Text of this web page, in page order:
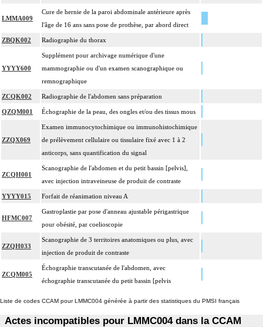
LMMA009
Cure de hernie de la paroi abdominale antérieure après
l'âge de 16 ans sans pose de prothèse, par abord direct
ZBQK002 Radiographie du thorax
YYYY600
Supplément pour archivage numérique d'une
mammographie ou d'un examen scanographique ou
remnographique
ZCQK002 Radiographie de l'abdomen sans préparation
QZQM001 Échographie de la peau, des ongles et/ou des tissus mous
ZZQX069
Examen immunocytochimique ou immunohistochimique
de prélèvement cellulaire ou tissulaire fixé avec 1 à 2
anticorps, sans quantification du signal
ZCQH001
Scanographie de l'abdomen et du petit bassin [pelvis],
avec injection intraveineuse de produit de contraste
YYYY015 Forfait de réanimation niveau A
HFMC007
Gastroplastie par pose d'anneau ajustable périgastrique
pour obésité, par coelioscopie
ZZQH033
Scanographie de 3 territoires anatomiques ou plus, avec
injection de produit de contraste
ZCQM005
Échographie transcutanée de l'abdomen, avec
échographie transcutanée du petit bassin [pelvis
Liste de codes CCAM pour LMMC004 générée à partir des statistiques du PMSI français
Actes incompatibles pour LMMC004 dans la CCAM